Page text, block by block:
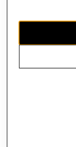
Uruguay ($U)